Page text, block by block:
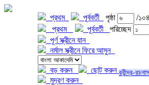
প্রথম পূর্ববর্তী পৃষ্ঠা /১০৪
প্রথম
পূর্ববর্তী পরিচ্ছেদ
পূর্ণ স্ক্রীনে যান
নর্মাল স্ক্রীনে ফিরে আসুন
বড় করুন
ছোট করুন
মুদ্রণ করুন
রবীন্দ্র-